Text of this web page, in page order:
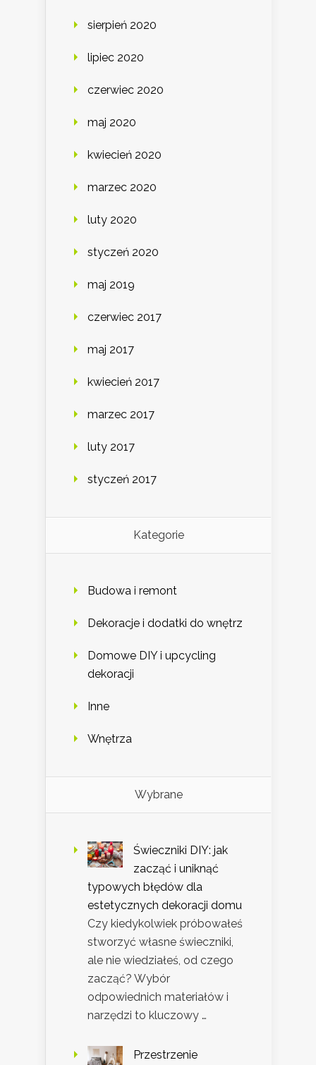
sierpień 2020
lipiec 2020
czerwiec 2020
maj 2020
kwiecień 2020
marzec 2020
luty 2020
styczeń 2020
maj 2019
czerwiec 2017
maj 2017
kwiecień 2017
marzec 2017
luty 2017
styczeń 2017
Kategorie
Budowa i remont
Dekoracje i dodatki do wnętrz
Domowe DIY i upcycling
dekoracji
Inne
Wnętrza
Wybrane
Świeczniki DIY: jak
zacząć i uniknąć
typowych błędów dla
estetycznych dekoracji domu
Czy kiedykolwiek próbowałeś
stworzyć własne świeczniki,
ale nie wiedziałeś, od czego
zacząć? Wybór
odpowiednich materiałów i
narzędzi to kluczowy …
Przestrzenie